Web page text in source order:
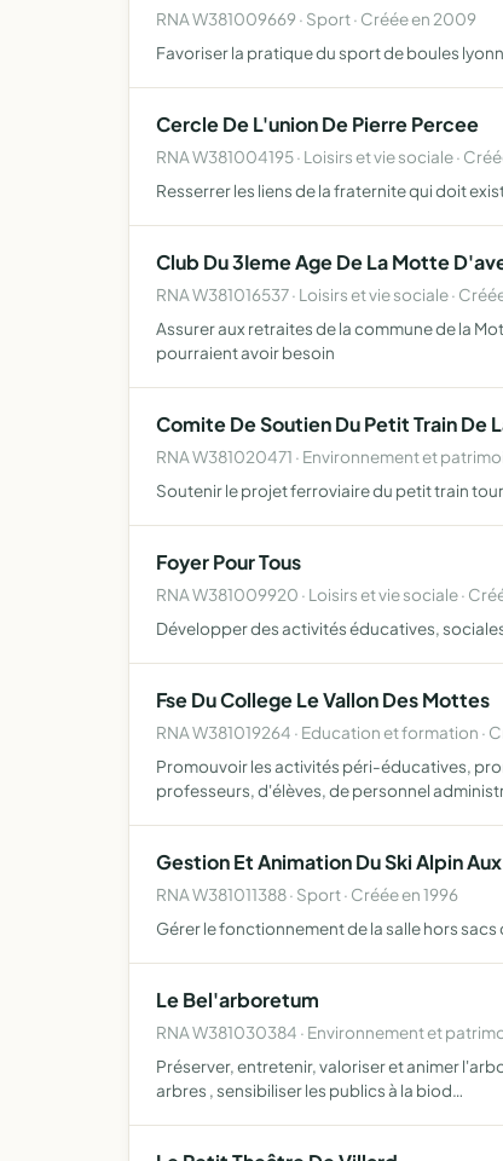
RNA W381009669 · Sport · Créée en 2009
Favoriser la pratique du sport de boules
Cercle De L'union De Pierre Percee
RNA W381004195 · Loisirs et vie sociale ·
Resserrer les liens de la fraternite qui doit
Club Du 3Ieme Age De La Motte
RNA W381016537 · Loisirs et vie sociale ·
Assurer aux retraites de la commune de la
pourraient avoir besoin
Comite De Soutien Du Petit Train De
RNA W381020471 · Environnement et
Soutenir le projet ferroviaire du petit train
Foyer Pour Tous
RNA W381009920 · Loisirs et vie sociale ·
Développer des activités éducatives,
Fse Du College Le Vallon Des Mottes
RNA W381019264 · Education et formation ·
Promouvoir les activités péri-éducatives,
professeurs, d'élèves, de personnel
Gestion Et Animation Du Ski Alpin
RNA W381011388 · Sport · Créée en 1996
Gérer le fonctionnement de la salle hors
Le Bel'arboretum
RNA W381030384 · Environnement et
Préserver, entretenir, valoriser et animer
arbres , sensibiliser les publics à la biod…